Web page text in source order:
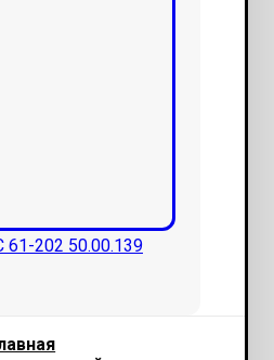
61-202 50.00.139